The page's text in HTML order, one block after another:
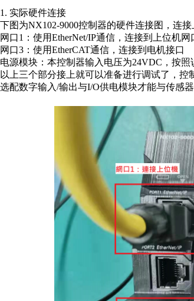
1. 实际硬件连接
下图为NX102-9000控制器的硬件连接图，连接
网口1：使用EtherNet/IP通信，连接到上位机网
网口3：使用EtherCAT通信，连接到电机接口
电源模块：本控制器输入电压为24VDC，按
以上三个部分接上就可以准备进行调试了，
选配数字输入/输出与I/O供电模块才能与传感